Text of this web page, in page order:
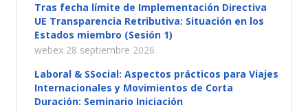
Tras fecha límite de Implementación Directiva
UE Transparencia Retributiva: Situación en los
Estados miembro (Sesión 1)
webex 28 septiembre 2026
Laboral & SSocial: Aspectos prácticos para Viajes
Internacionales y Movimientos de Corta
Duración: Seminario Iniciación